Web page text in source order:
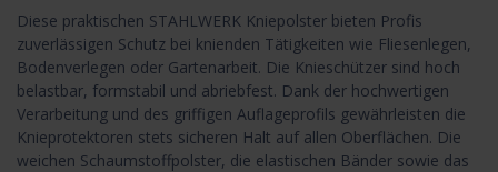
Diese praktischen STAHLWERK Kniepolster bieten Profis
zuverlässigen Schutz bei knienden Tätigkeiten wie Fliesenlegen,
Bodenverlegen oder Gartenarbeit. Die Knieschützer sind hoch
belastbar, formstabil und abriebfest. Dank der hochwertigen
Verarbeitung und des griffigen Auflageprofils gewährleisten die
Knieprotektoren stets sicheren Halt auf allen Oberflächen. Die
weichen Schaumstoffpolster, die elastischen Bänder sowie das